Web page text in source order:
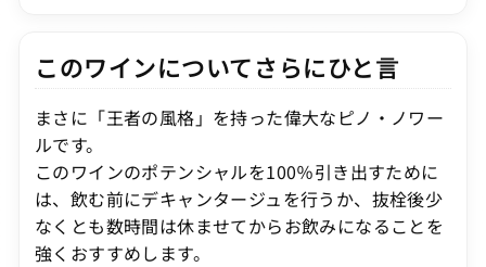
このワインについてさらにひと言
まさに「王者の風格」を持った偉大なピノ・ノワー
ルです。
このワインのポテンシャルを100％引き出すために
は、飲む前にデキャンタージュを行うか、抜栓後少
なくとも数時間は休ませてからお飲みになることを
強くおすすめします。